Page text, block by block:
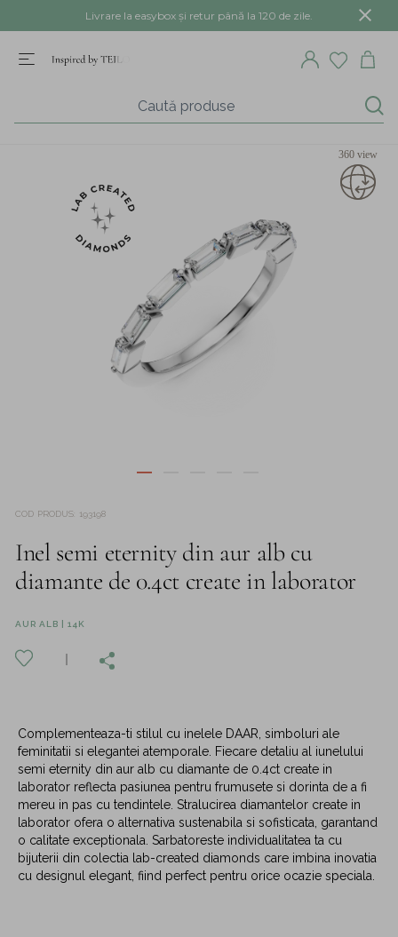
Livrare la easybox și retur până la 120 de zile.
360 view
COD PRODUS 193198
Inel semi eternity din aur alb cu
diamante de 0.4ct create in laborator
AUR ALB | 14K
Complementeaza-ti stilul cu inelele DAAR, simboluri ale
feminitatii si elegantei atemporale. Fiecare detaliu al iunelului
semi eternity din aur alb cu diamante de 0.4ct create in
laborator reflecta pasiunea pentru frumusete si dorinta de a fi
mereu in pas cu tendintele. Stralucirea diamantelor create in
laborator ofera o alternativa sustenabila si sofisticata, garantand
o calitate exceptionala. Sarbatoreste individualitatea ta cu
bijuterii din colectia lab-created diamonds care imbina inovatia
cu designul elegant, fiind perfect pentru orice ocazie speciala.